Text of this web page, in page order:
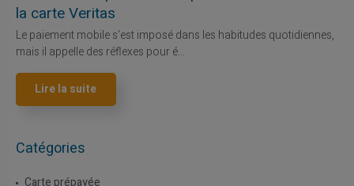
la carte Veritas
Le paiement mobile s'est imposé dans les habitudes quotidiennes,
mais il appelle des réflexes pour é...
Lire la suite
Catégories